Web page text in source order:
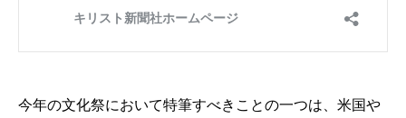
今年の文化祭において特筆すべきことの一つは、米国や